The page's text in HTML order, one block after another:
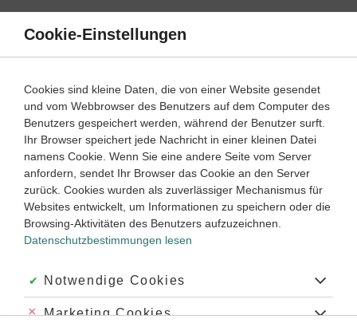
Direkt
Inhalt
Französisch 2. Lernjahr
Steigerung der Adjektive
Dauer: 25 Minuten
Empfohlen von
Tutor Simjon
Was sind Komparativ und Superlativ?
brauchst du dieSteigerungsformen der Adjektive
, die man
KomparativundSuperlativnennt.Théo estplus sportif
queLuc. Mais c'est Amélie qui estla plus sportivede la
Cookie-Einstellungen
Cookies sind kleine Daten, die von einer Website gesendet
und vom Webbrowser des Benutzers auf dem Computer des
Benutzers gespeichert werden, während der Benutzer surft.
Ihr Browser speichert jede Nachricht in einer kleinen Datei
namens Cookie. Wenn Sie eine andere Seite vom Server
anfordern, sendet Ihr Browser das Cookie an den Server
zurück. Cookies wurden als zuverlässiger Mechanismus für
Websites entwickelt, um Informationen zu speichern oder die
Browsing-Aktivitäten des Benutzers aufzuzeichnen.
Datenschutzbestimmungen lesen
Akzeptiert:
Notwendige Cookies
Abgelehnt:
Marketing Cookies